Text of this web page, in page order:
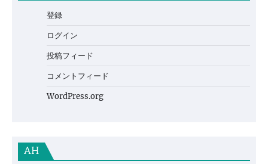
登録
ログイン
投稿フィード
コメントフィード
WordPress.org
AH